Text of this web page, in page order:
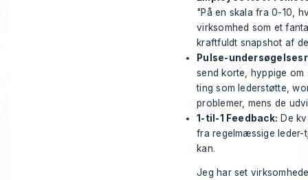
"På en skala fra 0-10,
virksomhed som et
kraftfuldt snapshot af
Pulse-
send korte, hyppige om
ting som lederstøtte,
problemer, mens de
1-til-1 Feedback: De
fra regelmæssige leder-
kan.
Jeg har set